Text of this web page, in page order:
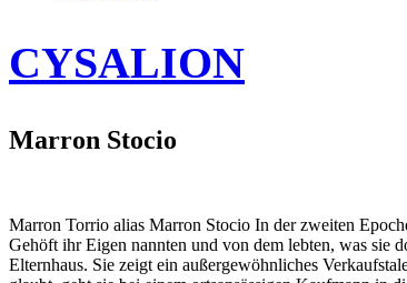
CYSALION
Marron Stocio
Marron Torrio alias Marron Stocio In der zweiten
Gehöft ihr Eigen nannten und von dem lebten, was sie
Elternhaus. Sie zeigt ein außergewöhnliches